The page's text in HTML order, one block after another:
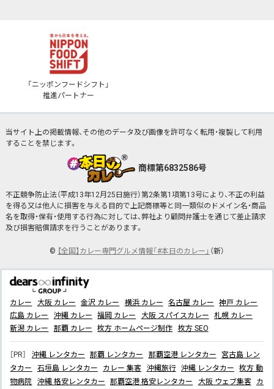
「ニッポンフードシフト」
推進パートナー
当サイト上の掲載情報、その他のデータ及び画像を許可なく転用・複製して利用
することを禁じます。
商標第6832586号
不正競争防止法（平成13年12月25日施行）第2条第1項第13号により、不正の利益
を得る又は他人に損害を与える目的で上記商標等と同一類似のドメイン名・商品
名を取得・保有・使用する行為に対しては、弊社より顧問弁護士を通じて差止請求
及び損害賠償請求を行うことがあります。
© 【全国】カレー専門グルメ情報「#本日のカレー」 （新）
カレー 大阪 カレー 金沢 カレー 横浜 カレー 名古屋 カレー
神戸 カレー
広島 カレー
沖縄 カレー 福岡 カレー 大阪 スパイスカレー
札幌 カレー
新潟 カレー
那覇 カレー 枚方 ホームページ制作 枚方 SEO
［PR］ 沖縄 レンタカー 那覇 レンタカー 那覇空港 レンタカー
宮古島 レン
タカー
石垣島 レンタカー カレー 集客 沖縄旅行 沖縄 レンタカー
枚方 動
物病院
沖縄 格安レンタカー 那覇空港 格安レンタカー 大阪 ウェブ集客 カ